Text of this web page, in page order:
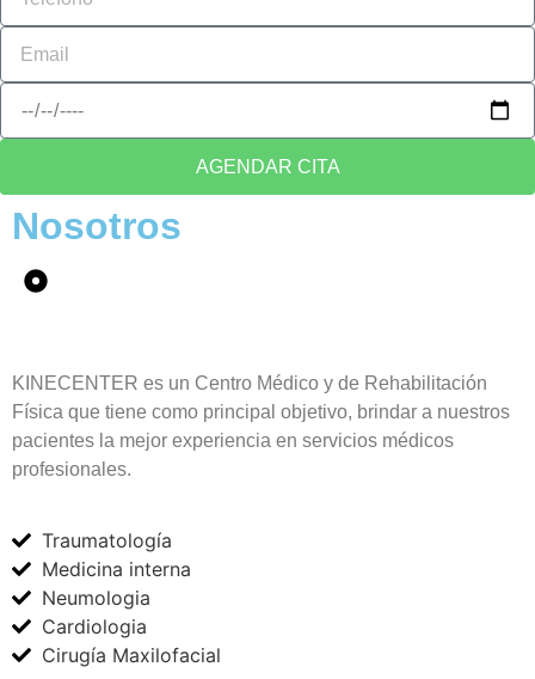
AGENDAR CITA
Nosotros
KINECENTER es un Centro Médico y de Rehabilitación
Física que tiene como principal objetivo, brindar a nuestros
pacientes la mejor experiencia en servicios médicos
profesionales.
Traumatología
Medicina interna
Neumologia
Cardiologia
Cirugía Maxilofacial